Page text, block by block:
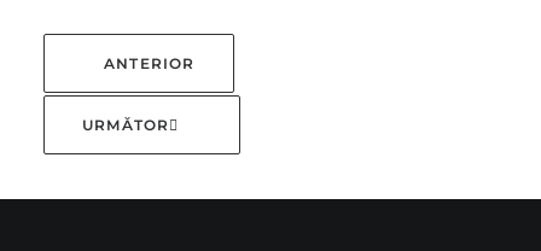
ANTERIOR
URMĂTOR